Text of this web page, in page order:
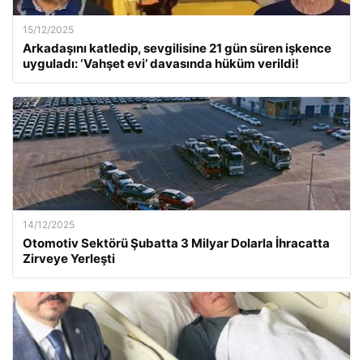
15/12/2025
Arkadaşını katledip, sevgilisine 21 gün süren işkence
uyguladı: ‘Vahşet evi’ davasında hüküm verildi!
14/12/2025
Otomotiv Sektörü Şubatta 3 Milyar Dolarla İhracatta
Zirveye Yerleşti